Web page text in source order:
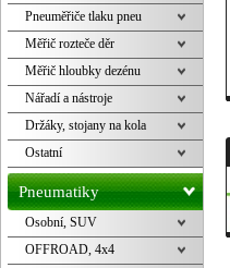
Pneuměřiče tlaku pneu
Měřič rozteče děr
Měřič hloubky dezénu
Nářadí a nástroje
Držáky, stojany na kola
Ostatní
Pneumatiky
Osobní, SUV
OFFROAD, 4x4